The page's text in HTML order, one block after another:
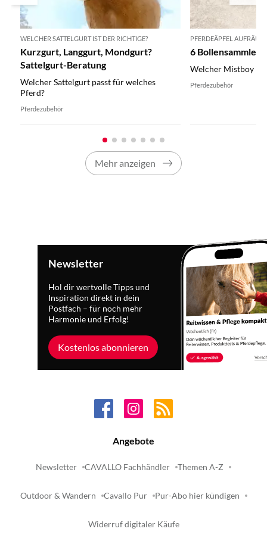
WELCHER SATTELGURT IST DER RICHTIGE?
Kurzgurt, Langgurt, Mondgurt?
Sattelgurt-Beratung
Welcher Sattelgurt passt für welches
Pferd?
Pferdezubehör
PFERDEÄPFEL
6 Bollensammler
Welcher Mistboy ist
Pferdezubehör
Mehr anzeigen
Newsletter
Hol dir wertvolle Tipps und
Inspiration direkt in dein
Postfach – für noch mehr
Harmonie und Erfolg!
Kostenlos abonnieren
Angebote
Newsletter CAVALLO Fachhändler Themen A-Z
Outdoor & Wandern Cavallo Pur Pur-Abo hier kündigen
Widerruf digitaler Käufe